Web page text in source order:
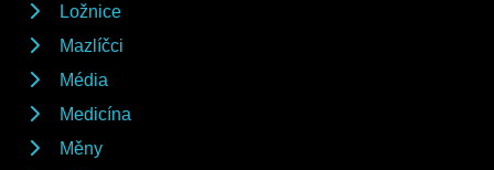
Ložnice
Mazlíčci
Média
Medicína
Měny